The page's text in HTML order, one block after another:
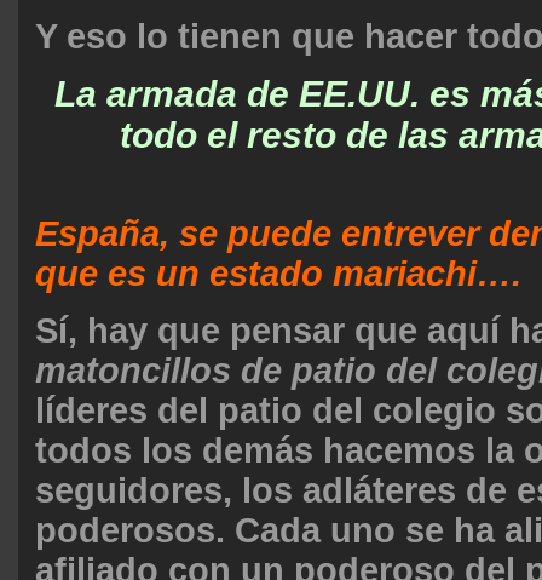
Y eso lo tienen que hacer
La armada de EE.UU. es
todo el resto de las
España, se puede entrever
que es un estado mariachi….
Sí, hay que pensar que aquí
matoncillos de patio del
líderes del patio del colegio
todos los demás hacemos la
seguidores, los adláteres de
poderosos. Cada uno se ha
afiliado con un poderoso del